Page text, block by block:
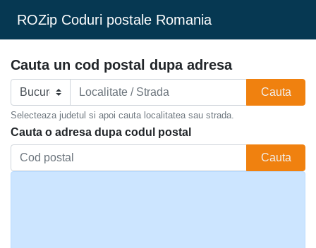
ROZip Coduri postale Romania
Cauta un cod postal dupa adresa
Cauta
Selecteaza judetul si apoi cauta localitatea sau strada.
Cauta o adresa dupa codul postal
Cauta